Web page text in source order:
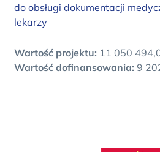
do obsługi dokumentacji
lekarzy
Wartość projektu: 11 050
Wartość dofinansowania: 9